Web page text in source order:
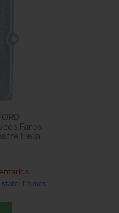
Faros
Hella
11 times